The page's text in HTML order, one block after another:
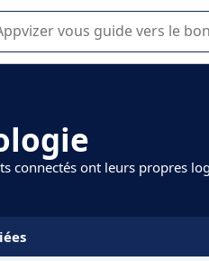
dans l'utilisation ou la sélection
connectés ont leurs propres